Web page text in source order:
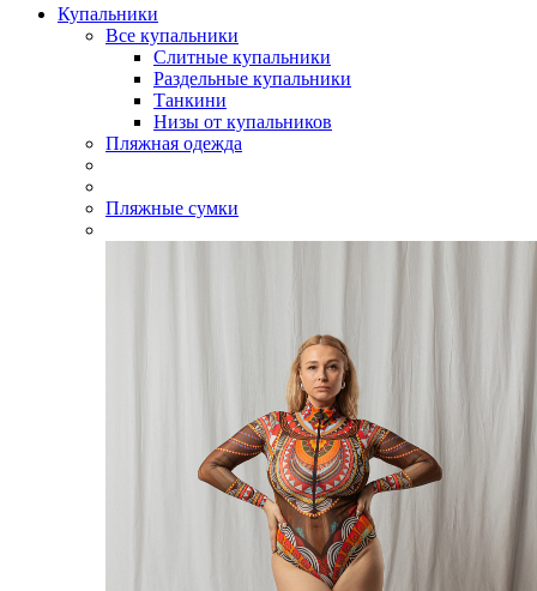
Купальники
Все купальники
Слитные купальники
Раздельные купальники
Танкини
Низы от купальников
Пляжная одежда
Пляжные сумки